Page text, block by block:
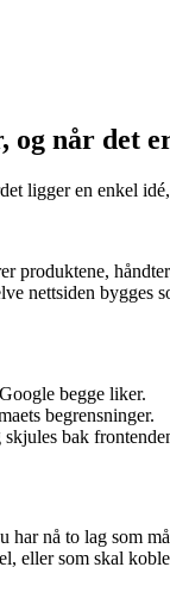
og når det
ligger en enkel
produktene,
nettsiden bygges
begge liker.
begrensninger.
bak
har nå to lag som
eller som skal